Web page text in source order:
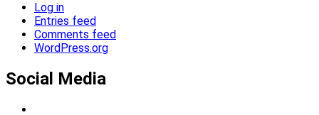
Log in
Entries feed
Comments feed
WordPress.org
Social Media